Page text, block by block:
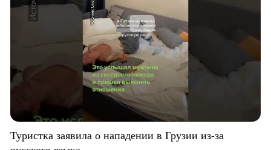
Туристка заявила о нападении в Грузии из-за